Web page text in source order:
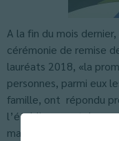
A la fin du mois
cérémonie de remise
lauréats 2018, «la
personnes, parmi eux
famille, ont répondu
l’établissement. Les
malheureusement, ou